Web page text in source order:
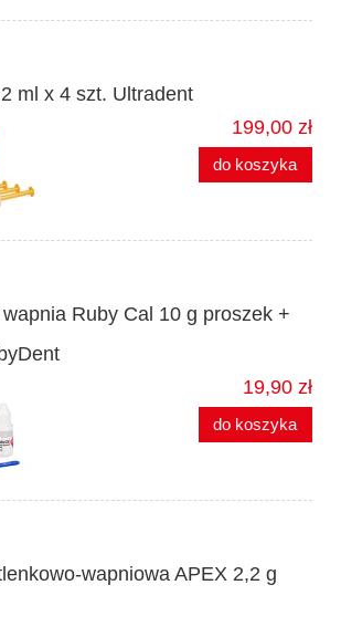
ml x 4 szt. Ultradent
199,00 zł
do koszyka
Ruby Cal 10 g proszek +
19,90 zł
do koszyka
wapniowa APEX 2,2 g